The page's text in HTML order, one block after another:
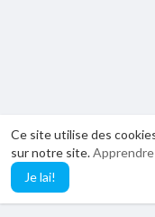
Ce site utilise des
sur notre site.
Je lai!